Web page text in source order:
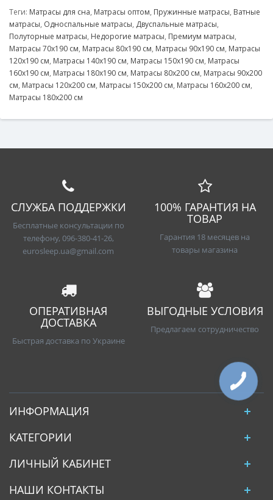
Теги: Матрасы для сна, Матрасы оптом, Пружинные матрасы, Ватные
матрасы, Односпальные матрасы, Двуспальные матрасы,
Полуторные матрасы, Недорогие матрасы, Премиум матрасы,
Матрасы 70х190 см, Матрасы 80х190 см, Матрасы 90х190 см, Матрасы
120х190 см, Матрасы 140х190 см, Матрасы 150х190 см, Матрасы
160х190 см, Матрасы 180х190 см, Матрасы 80х200 см, Матрасы 90х200
см, Матрасы 120х200 см, Матрасы 150х200 см, Матрасы 160х200 см,
Матрасы 180х200 см
СЛУЖБА ПОДДЕРЖКИ
Бесплатные консультации по
телефону, 096-380-41-26,
eurosleep.ua@gmail.com
100% ГАРАНТИЯ НА
ТОВАР
Гарантия 18 месяцев на
товары магазина
ОПЕРАТИВНАЯ
ДОСТАВКА
Быстрая доставка по Украине
ВЫГОДНЫЕ УСЛОВИЯ
Предлагаем сотрудничество
ИНФОРМАЦИЯ
КАТЕГОРИИ
ЛИЧНЫЙ КАБИНЕТ
НАШИ КОНТАКТЫ